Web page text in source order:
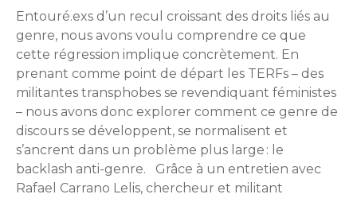
Entouré.exs d’un recul croissant des droits liés au
genre, nous avons voulu comprendre ce que
cette régression implique concrètement. En
prenant comme point de départ les TERFs – des
militantes transphobes se revendiquant féministes
– nous avons donc explorer comment ce genre de
discours se développent, se normalisent et
s’ancrent dans un problème plus large : le
backlash anti-genre. Grâce à un entretien avec
Rafael Carrano Lelis, chercheur et militant